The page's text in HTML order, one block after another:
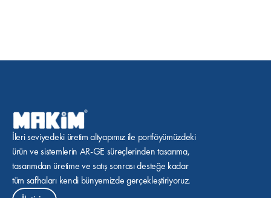
İleri seviyedeki üretim altyapımız ile portföyümüzdeki
ürün ve sistemlerin AR-GE süreçlerinden tasarıma,
tasarımdan üretime ve satış sonrası desteğe kadar
tüm safhaları kendi bünyemizde gerçekleştiriyoruz.